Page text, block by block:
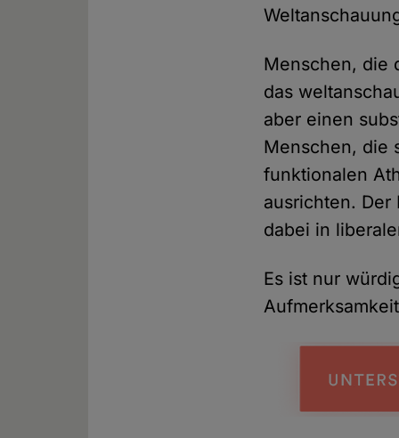
Menschen, die
das
aber einen
Menschen, die
funktionalen
ausrichten. Der
dabei in
Es ist nur